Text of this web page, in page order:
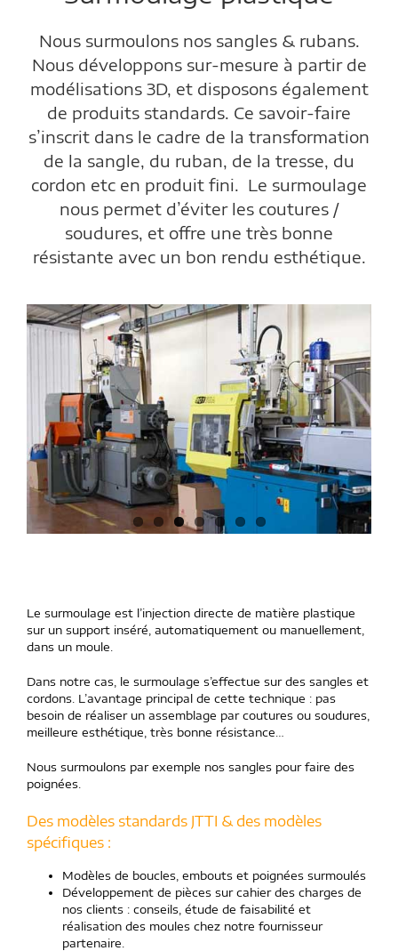
Nous surmoulons nos sangles & rubans.
Nous développons sur-mesure à partir de
modélisations 3D, et disposons également
de produits standards. Ce savoir-faire
s’inscrit dans le cadre de la transformation
de la sangle, du ruban, de la tresse, du
cordon etc en produit fini. Le surmoulage
nous permet d’éviter les coutures /
soudures, et offre une très bonne
résistante avec un bon rendu esthétique.
Le surmoulage est l’injection directe de matière plastique
sur un support inséré, automatiquement ou manuellement,
dans un moule.
Dans notre cas, le surmoulage s’effectue sur des sangles et
cordons. L’avantage principal de cette technique : pas
besoin de réaliser un assemblage par coutures ou soudures,
meilleure esthétique, très bonne résistance…
Nous surmoulons par exemple nos sangles pour faire des
poignées.
Des modèles standards JTTI & des modèles
spécifiques :
Modèles de boucles, embouts et poignées surmoulés
Développement de pièces sur cahier des charges de
nos clients : conseils, étude de faisabilité et
réalisation des moules chez notre fournisseur
partenaire.